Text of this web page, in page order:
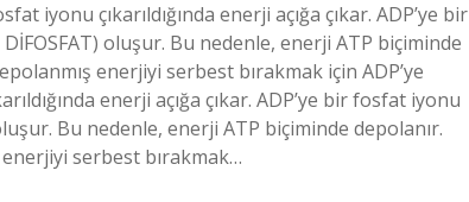
iyonu çıkarıldığında enerji açığa çıkar. ADP’ye bir
oluşur. Bu nedenle, enerji ATP biçiminde
enerjiyi serbest bırakmak için ADP’ye
enerji açığa çıkar. ADP’ye bir fosfat iyonu
Bu nedenle, enerji ATP biçiminde depolanır.
serbest bırakmak…